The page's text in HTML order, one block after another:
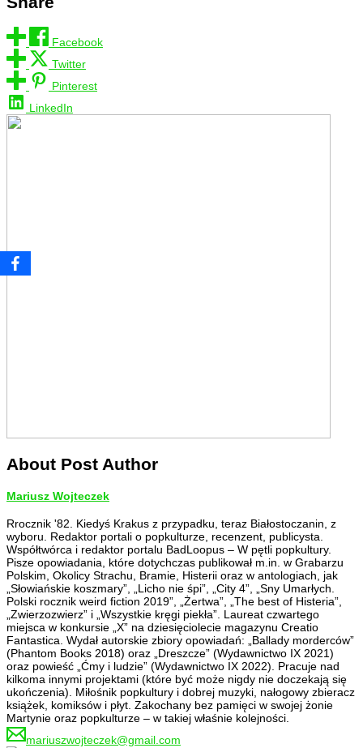
Facebook
Twitter
Pinterest
LinkedIn
About Post Author
Mariusz Wojteczek
Rrocznik '82. Kiedyś Krakus z przypadku, teraz Białostoczanin, z
wyboru. Redaktor portali o popkulturze, recenzent, publicysta.
Współtwórca i redaktor portalu BadLoopus – W pętli popkultury.
Pisze opowiadania, które dotychczas publikował m.in. w Grabarzu
Polskim, Okolicy Strachu, Bramie, Histerii oraz w antologiach, jak
„Słowiańskie koszmary”, „Licho nie śpi”, „City 4”, „Sny Umarłych.
Polski rocznik weird fiction 2019”, „Żertwa”, „The best of Histeria”,
„Zwierzozwierz” i „Wszystkie kręgi piekła”. Laureat czwartego
miejsca w konkursie „X” na dziesięciolecie magazynu Creatio
Fantastica. Wydał autorskie zbiory opowiadań: „Ballady morderców”
(Phantom Books 2018) oraz „Dreszcze” (Wydawnictwo IX 2021)
oraz powieść „Ćmy i ludzie” (Wydawnictwo IX 2022). Pracuje nad
kilkoma innymi projektami (które być może nigdy nie doczekają się
ukończenia). Miłośnik popkultury i dobrej muzyki, nałogowy zbieracz
książek, komiksów i płyt. Zakochany bez pamięci w swojej żonie
Martynie oraz popkulturze – w takiej właśnie kolejności.
mariuszwojteczek@gmail.com